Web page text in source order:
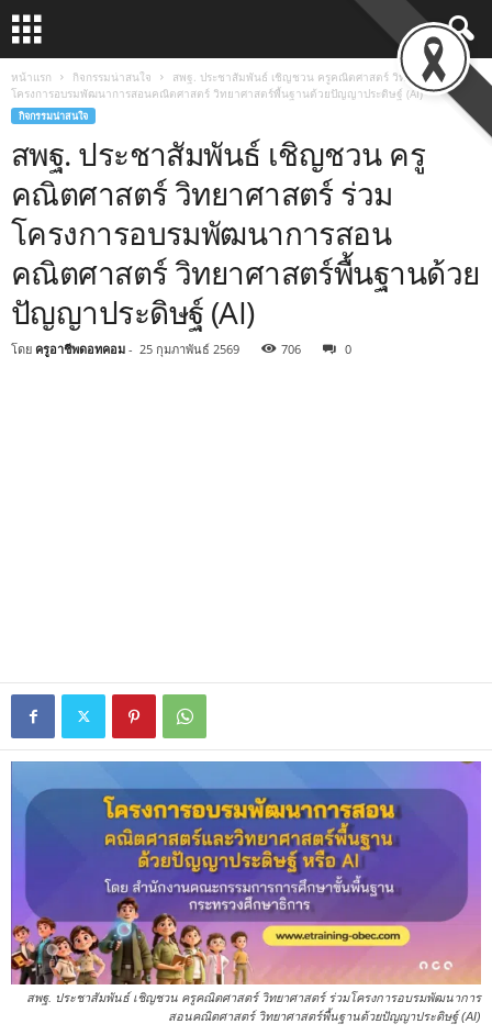
หน้าแรก กิจกรรมน่าสนใจ
สพฐ. ประชาสัมพันธ์ เชิญชวน ครูคณิตศาสตร์ วิทยาศาสตร์ ร่วม
โครงการอบรมพัฒนาการสอนคณิตศาสตร์ วิทยาศาสตร์พื้นฐานด้วยปัญญาประดิษฐ์ (AI)
กิจกรรมน่าสนใจ
สพฐ. ประชาสัมพันธ์ เชิญชวน ครู
คณิตศาสตร์ วิทยาศาสตร์ ร่วม
โครงการอบรมพัฒนาการสอน
คณิตศาสตร์ วิทยาศาสตร์พื้นฐานด้วย
ปัญญาประดิษฐ์ (AI)
โดย ครูอาชีพดอทคอม - 25 กุมภาพันธ์ 2569 706 0
สพฐ. ประชาสัมพันธ์ เชิญชวน ครูคณิตศาสตร์ วิทยาศาสตร์ ร่วมโครงการอบรมพัฒนาการ
สอนคณิตศาสตร์ วิทยาศาสตร์พื้นฐานด้วยปัญญาประดิษฐ์ (AI)